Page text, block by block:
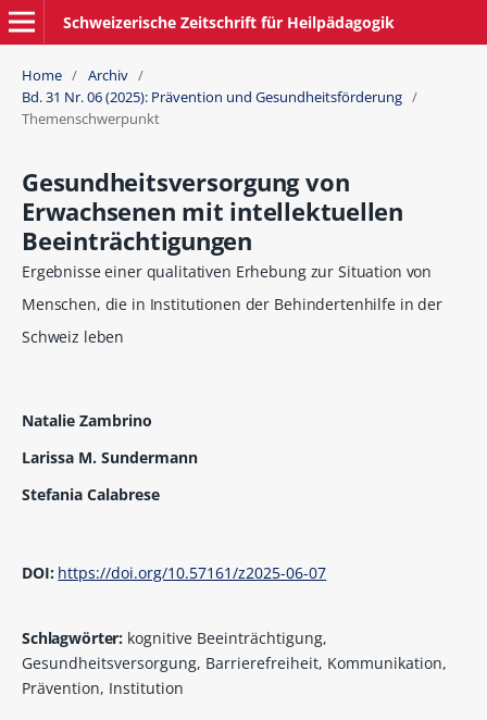
Schweizerische Zeitschrift für Heilpädagogik
Home / Archiv /
Bd. 31 Nr. 06 (2025): Prävention und Gesundheitsförderung /
Themenschwerpunkt
Gesundheitsversorgung von
Erwachsenen mit intellektuellen
Beeinträchtigungen
Ergebnisse einer qualitativen Erhebung zur Situation von
Menschen, die in Institutionen der Behindertenhilfe in der
Schweiz leben
Natalie Zambrino
Larissa M. Sundermann
Stefania Calabrese
DOI: https://doi.org/10.57161/z2025-06-07
Schlagwörter: kognitive Beeinträchtigung,
Gesundheitsversorgung, Barrierefreiheit, Kommunikation,
Prävention, Institution